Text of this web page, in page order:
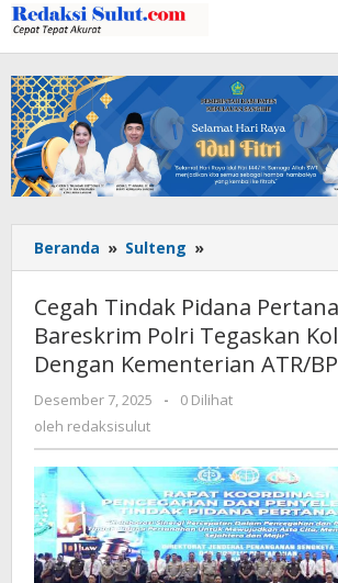
Lewati
ke
konten
Beranda » Sulteng »
Tindak
Pidana
Pertanahan,
Bareskrim
Polri
Kolaborasi
Kementerian
ATR/BPN
RI
Cegah Tindak Pidana
Bareskrim Polri Tegaskan
Dengan Kementerian ATR/
Desember 7, 2025
oleh
-
0 Dilihat
oleh redaksisulut